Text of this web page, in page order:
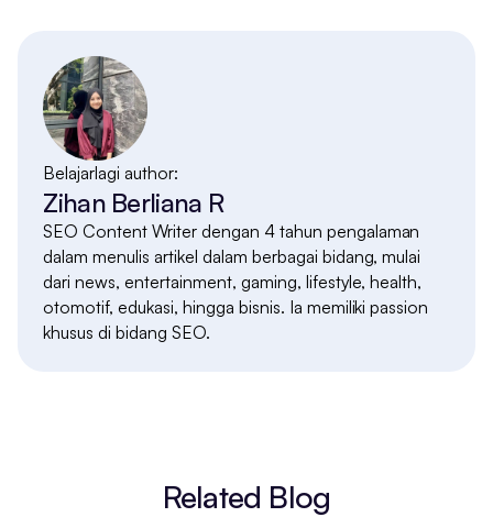
Belajarlagi author:
Zihan Berliana R
SEO Content Writer dengan 4 tahun pengalaman
dalam menulis artikel dalam berbagai bidang, mulai
dari news, entertainment, gaming, lifestyle, health,
otomotif, edukasi, hingga bisnis. Ia memiliki passion
khusus di bidang SEO.
Related Blog